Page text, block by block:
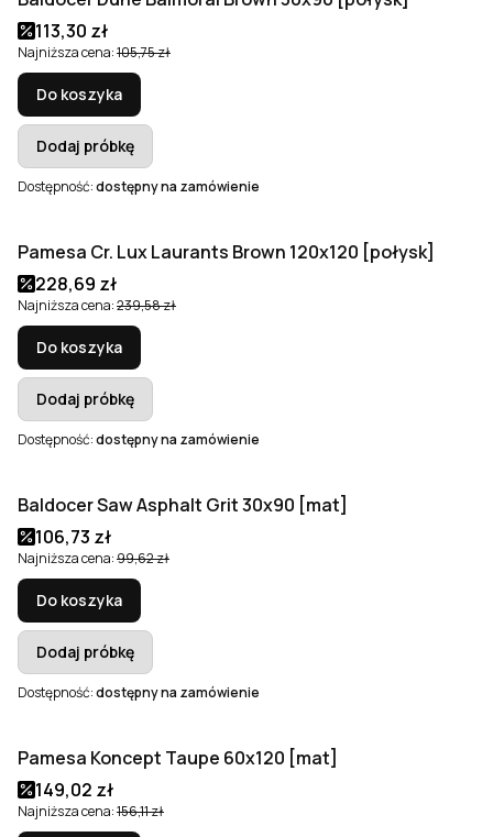
Cena promocyjna
113,30 zł
Najniższa cena:105,75 zł
Do koszyka
Dodaj próbkę
Dostępność:dostępny na zamówienie
Okazja
Bestseller
Pamesa Cr. Lux Laurants Brown 120x120 [połysk]
Cena promocyjna
228,69 zł
Najniższa cena:239,58 zł
Do koszyka
Dodaj próbkę
Dostępność:dostępny na zamówienie
Okazja
Baldocer Saw Asphalt Grit 30x90 [mat]
Cena promocyjna
106,73 zł
Najniższa cena:99,62 zł
Do koszyka
Dodaj próbkę
Dostępność:dostępny na zamówienie
Okazja
Bestseller
Pamesa Koncept Taupe 60x120 [mat]
Cena promocyjna
149,02 zł
Najniższa cena:156,11 zł